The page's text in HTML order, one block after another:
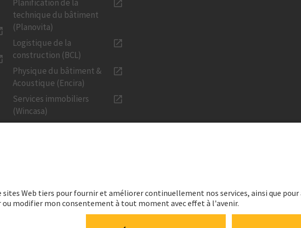
Planification de la
technique du bâtiment
(Planovita)
Logistique de la
construction (BCL)
Physique du bâtiment &
Acoustique (Encira)
Services immobiliers
(Wincasa)
Publications financières
Investissement durable
Données
Déclaration